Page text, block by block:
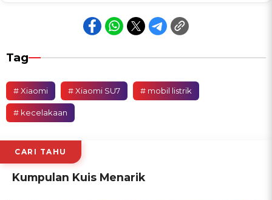
Tag
# Xiaomi # Xiaomi SU7 # mobil listrik
# kecelakaan
CARI TAHU
Kumpulan Kuis Menarik